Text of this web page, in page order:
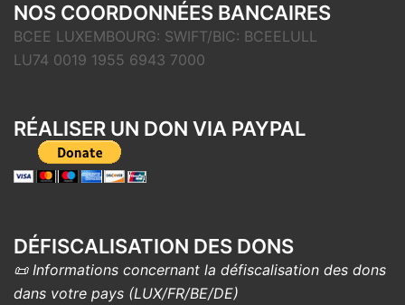
NOS COORDONNÉES BANCAIRES
BCEE LUXEMBOURG: SWIFT/BIC: BCEELULL
LU74 0019 1955 6943 7000
RÉALISER UN DON VIA PAYPAL
DÉFISCALISATION DES DONS
📜 Informations concernant la défiscalisation des dons
dans votre pays (LUX/FR/BE/DE)